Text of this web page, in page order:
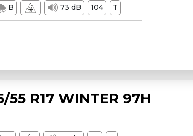
B 73 dB 104 T
55 R17 WINTER 97H